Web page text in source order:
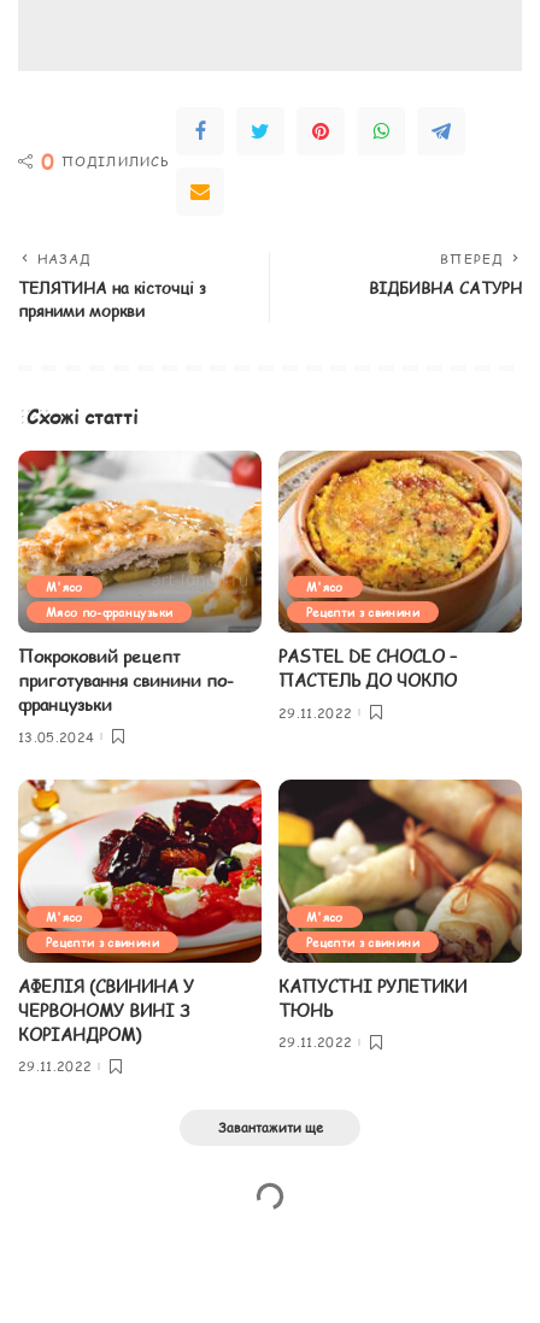
0 ПОДІЛИЛИСЬ
НАЗАД
ТЕЛЯТИНА на кісточці з
пряними моркви
ВПЕРЕД
ВІДБИВНА САТУРН
Схожі статті
М'ясо
Мясо по-французьки
Покроковий рецепт
приготування свинини по-
французьки
13.05.2024
М'ясо
Рецепти з свинини
PASTEL DE CHOCLO –
ПАСТЕЛЬ ДО ЧОКЛО
29.11.2022
М'ясо
Рецепти з свинини
АФЕЛІЯ (СВИНИНА У
ЧЕРВОНОМУ ВИНІ З
КОРІАНДРОМ)
29.11.2022
М'ясо
Рецепти з свинини
КАПУСТНІ РУЛЕТИКИ
ТЮНЬ
29.11.2022
Завантажити ще